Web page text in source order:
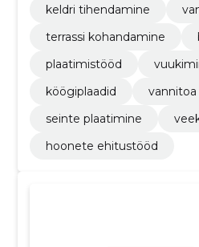
keldri tihendamine
terrassi kohandamine
plaatimistööd
köögiplaadid
vannitoa
seinte plaatimine
hoonete ehitustööd